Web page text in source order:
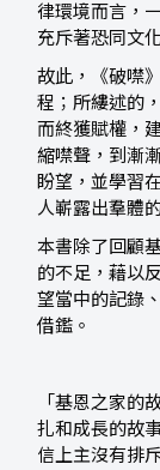
律環境而言，
充斥著恐同文
故此，《破噤
程；所縷述的
而終獲賦權，
縮噤聲，到漸
盼望，並學習
人嶄露出羣體
本書除了回顧
的不足，藉以
望當中的記錄
借鑑。
「基恩之家的
扎和成長的故
信上主沒有排